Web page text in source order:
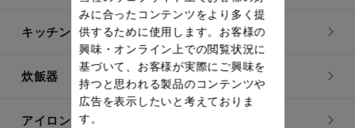
キッチン用品
炊飯器
アイロン・衣類スチーマー
みに合ったコンテンツをより多く提
供するために使用します。お客様の
興味・オンライン上での閲覧状況に
基づいて、お客様が実際にご興味を
持つと思われる製品のコンテンツや
広告を表示したいと考えておりま
す。